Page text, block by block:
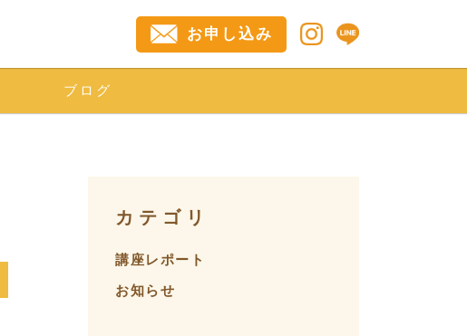
お申し込み
ブログ
カテゴリ
講座レポート
お知らせ